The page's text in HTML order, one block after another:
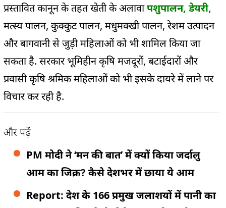
प्रस्तावित कानून के तहत खेती के अलावापशुपालन, डेयरी,
मत्स्य पालन, कुक्कुट पालन, मधुमक्खी पालन, रेशम उत्पादन
और बागवानी से जुड़ी महिलाओं को भी शामिल किया जा
सकता है. सरकार भूमिहीन कृषि मजदूरों, बटाईदारों और
प्रवासी कृषि श्रमिक महिलाओं को भी इसके दायरे में लाने पर
विचार कर रही है.
और पढ़ें
PM मोदी ने ‘मन की बात’ में क्यों किया जर्दालु
आम का जिक्र? कैसे देशभर में छाया ये आम
Report: देश के 166 प्रमुख जलाशयों में पानी का